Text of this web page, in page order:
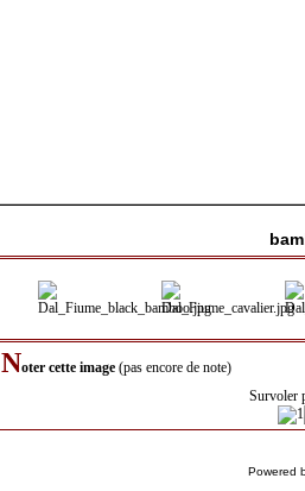
Noter cette image (pas encore de note)
Survoler
Powered